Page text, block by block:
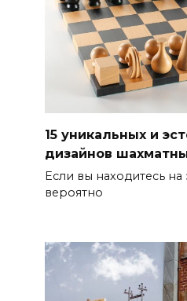
15 уникальных и
дизайнов
Если вы находитесь на
вероятно